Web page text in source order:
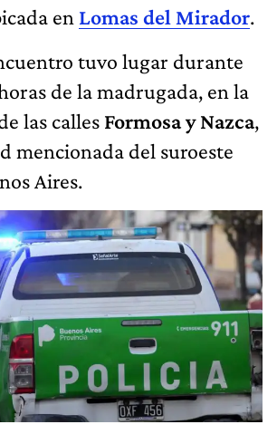
en Lomas del Mirador.
tuvo lugar durante
de la madrugada, en la
las calles Formosa y Nazca,
mencionada del suroeste
Aires.